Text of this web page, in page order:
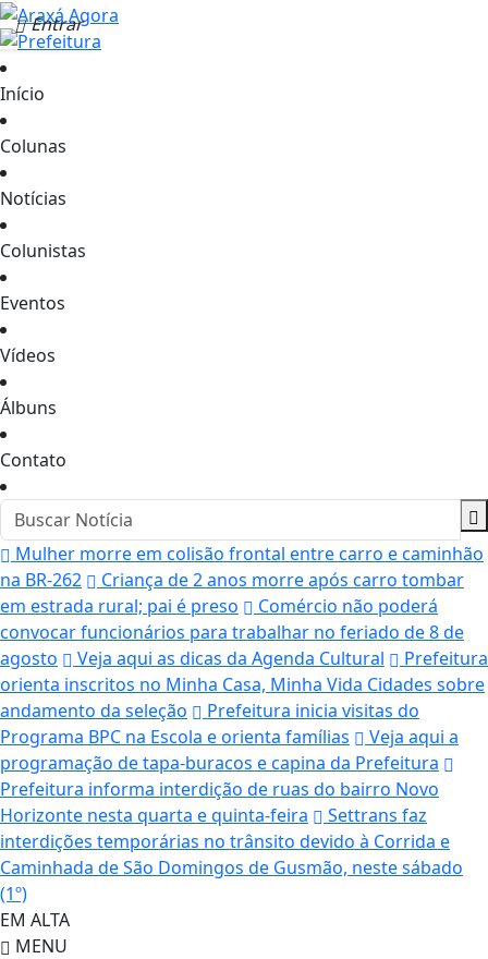
Entrar
Início
Colunas
Notícias
Colunistas
Eventos
Vídeos
Álbuns
Contato
Mulher morre em colisão frontal entre carro e caminhão
na BR-262
Criança de 2 anos morre após carro tombar
em estrada rural; pai é preso
Comércio não poderá
convocar funcionários para trabalhar no feriado de 8 de
agosto
Veja aqui as dicas da Agenda Cultural
Prefeitura
orienta inscritos no Minha Casa, Minha Vida Cidades sobre
andamento da seleção
Prefeitura inicia visitas do
Programa BPC na Escola e orienta famílias
Veja aqui a
programação de tapa-buracos e capina da Prefeitura
Prefeitura informa interdição de ruas do bairro Novo
Horizonte nesta quarta e quinta-feira
Settrans faz
interdições temporárias no trânsito devido à Corrida e
Caminhada de São Domingos de Gusmão, neste sábado
(1º)
EM ALTA
MENU